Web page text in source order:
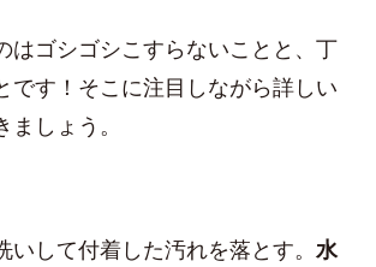
はゴシゴシこすらないことと、丁
です！そこに注目しながら詳しい
しょう。
して付着した汚れを落とす。 水